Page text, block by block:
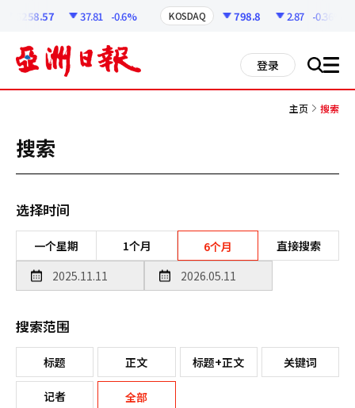
6258.57 37.81 -0.6% KOSDAQ 798.8 2.87 -0.36%
登录 搜 all
主页 搜索
搜索
选择时间
一个星期 1个月 6个月 直接搜索
搜索范围
标题 正文 标题+正文 关键词
记者 全部